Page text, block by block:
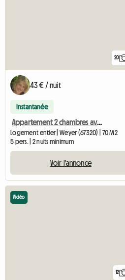
20
43 € / nuit
Instantanée
Appartement 2 chambres avec cours
Logement entier | Weyer (67320) | 70 M2
5 pers. | 2 nuits minimum
Voir l'annonce
12
Vidéo